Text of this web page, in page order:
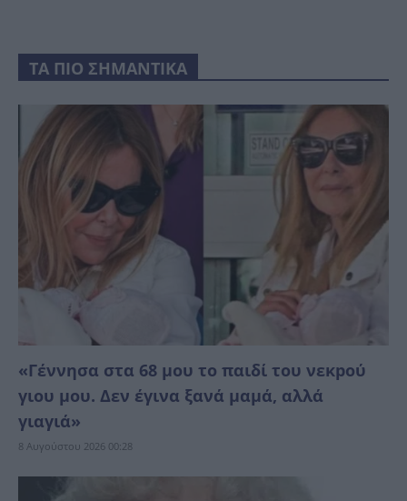
ΤΑ ΠΙΟ ΣΗΜΑΝΤΙΚΑ
«Γέννησα στα 68 μου το παιδί του νεκpού
γιου μου. Δεν έγινα ξανά μαμά, αλλά
γιαγιά»
8 Αυγούστου 2026 00:28